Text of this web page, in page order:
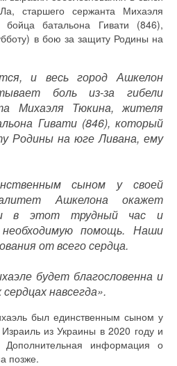
старшего сержанта Михаэля
батальона Гивати (846),
в бою за защиту Родины на
и весь город Ашкелон
боль из-за гибели
Михаэля Тюкина, жителя
Гивати (846), который
Родины на юге Ливана, ему
сыном у своей
Ашкелона окажет
в этот трудный час и
помощь. Наши
от всего сердца.
будет благословенна и
навсегда».
был единственным сыном у
из Украины в 2020 году и
информация о
позже.